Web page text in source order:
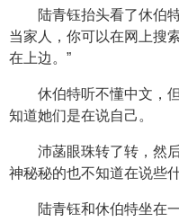
陆青钰抬头看了休伯
当家人，你可以在网上搜
在上边。”
休伯特听不懂中文，
知道她们是在说自己。
沛菡眼珠转了转，然
神秘秘的也不知道在说些什
陆青钰和休伯特坐在